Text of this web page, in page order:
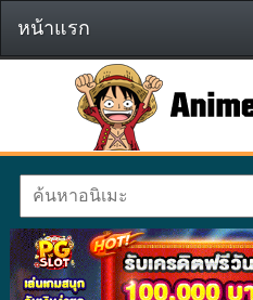
หน้าแรก